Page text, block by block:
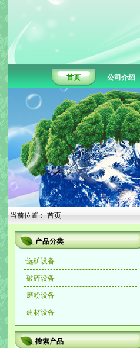
首页 公司介绍
当前位置： 首页
产品分类
·选矿设备
·破碎设备
·磨粉设备
·建材设备
搜索产品